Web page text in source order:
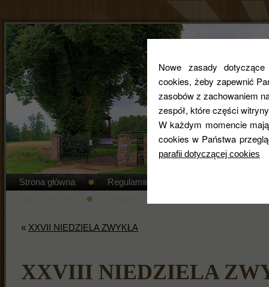
Nowe zasady
cookies, żeby zapewnić
zasobów z zachowaniem
zespół, które części
W każdym momencie
cookies w Państwa
parafii dotyczącej cookies
Strona główna Regulamin cmentarza
« XXVII NIEDZIELA ZWYKŁA
XXVIII NIEDZIELA